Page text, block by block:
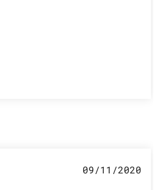
09/11/2020